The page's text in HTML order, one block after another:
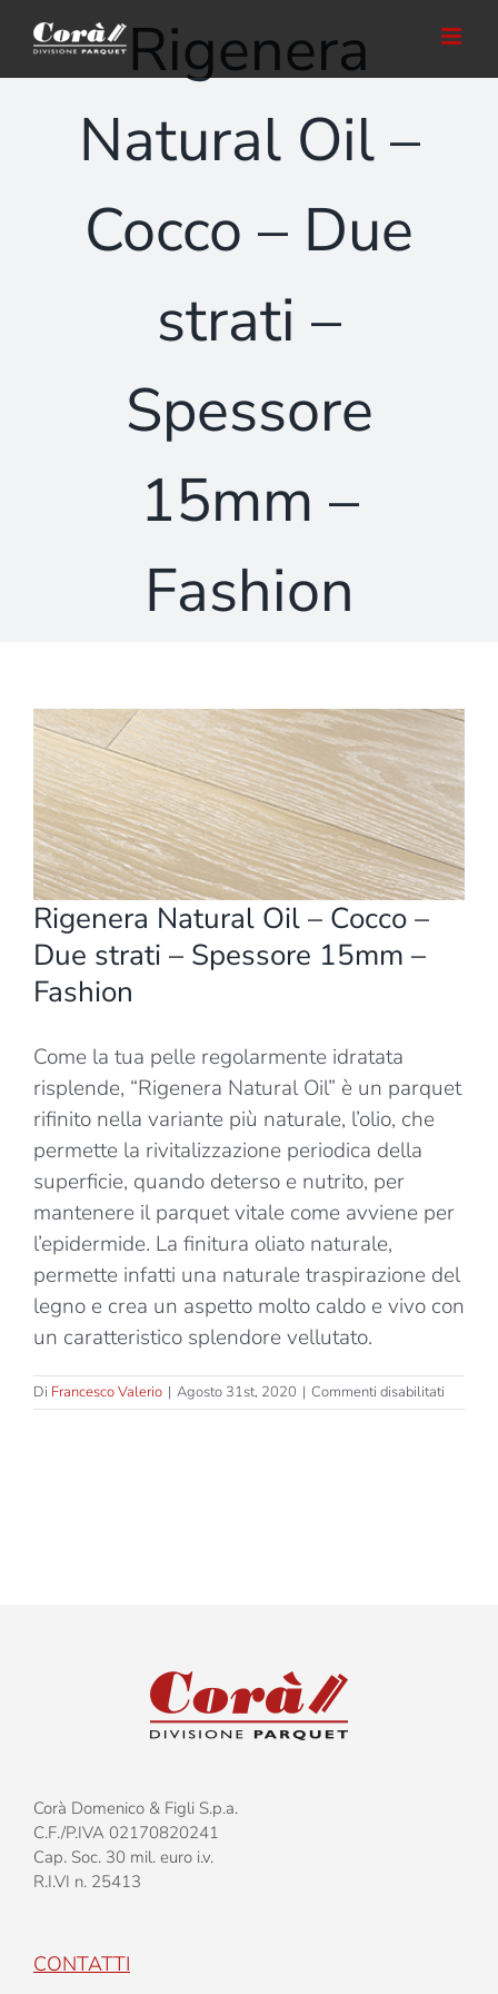
contenuto
Rigenera
Natural Oil –
Cocco – Due
strati –
Spessore
15mm –
Fashion
Ingrandisci
immagine
Rigenera Natural Oil – Cocco –
Due strati – Spessore 15mm –
Fashion
Come la tua pelle regolarmente idratata
risplende, “Rigenera Natural Oil” è un parquet
rifinito nella variante più naturale, l’olio, che
permette la rivitalizzazione periodica della
superficie, quando deterso e nutrito, per
mantenere il parquet vitale come avviene per
l’epidermide. La finitura oliato naturale,
permette infatti una naturale traspirazione del
legno e crea un aspetto molto caldo e vivo con
un caratteristico splendore vellutato.
Di Francesco Valerio | Agosto 31st, 2020 | Commenti disabilitati
Corà Domenico & Figli S.p.a.
C.F./P.IVA 02170820241
Cap. Soc. 30 mil. euro i.v.
R.I.VI n. 25413
CONTATTI